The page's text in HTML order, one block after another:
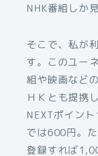
NHK番組しか
そこで、私が
す。このユー
組や映画など
ＨＫとも提携
NEXTポイン
では600円。
登録すれば